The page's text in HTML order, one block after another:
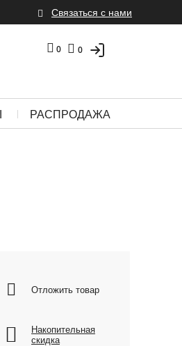
Связаться с нами
0
0
РАСПРОДАЖА
Отложить товар
Накопительная
скидка